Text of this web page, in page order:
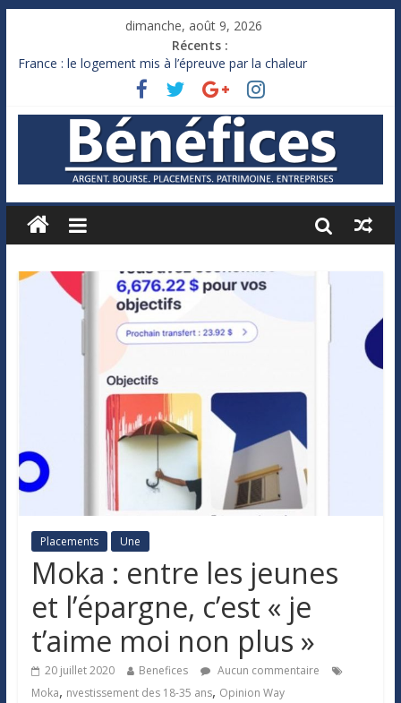
dimanche, août 9, 2026
Récents :
France : le logement mis à l’épreuve par la chaleur
Des milliards de dollars de droits de douane déjà remboursés
Royaume-Uni : Andy Burnham recule sur l’impôt
Xavier Niel, le milliardaire qui ne touche presque rien
Ruée des fortunes russes vers l’étranger
Placements Une
Moka : entre les jeunes
et l’épargne, c’est « je
t’aime moi non plus »
20 juillet 2020 Benefices
Aucun commentaire
Moka, nvestissement des 18-35 ans, Opinion Way